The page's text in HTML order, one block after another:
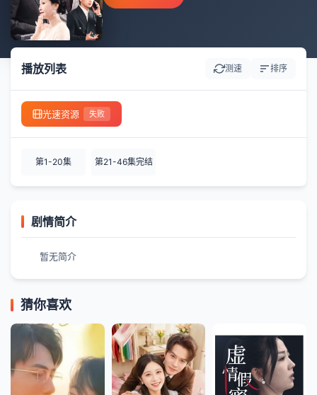
播放列表 测速 排序
光速资源 失败
第1-20集 第21-46集完结
剧情简介
暂无简介
猜你喜欢